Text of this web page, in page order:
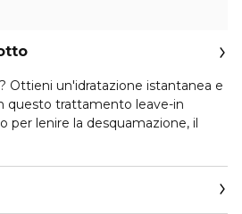
Ottieni un'idratazione istantanea e
questo trattamento leave-in
per lenire la desquamazione, il
un sollievo duraturo, ad